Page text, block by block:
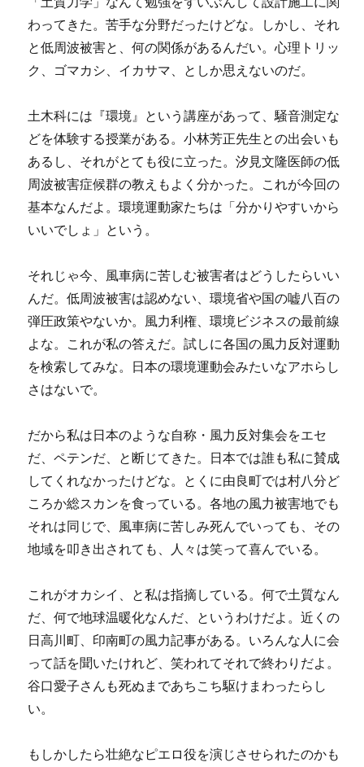
わってきた。苦手な分野だったけどな。しかし、それ
と低周波被害と、何の関係があるんだい。心理トリッ
ク、ゴマカシ、イカサマ、としか思えないのだ。
土木科には『環境』という講座があって、騒音測定な
どを体験する授業がある。小林芳正先生との出会いも
あるし、それがとても役に立った。汐見文隆医師の低
周波被害症候群の教えもよく分かった。これが今回の
基本なんだよ。環境運動家たちは「分かりやすいから
いいでしょ」という。
それじゃ今、風車病に苦しむ被害者はどうしたらいい
んだ。低周波被害は認めない、環境省や国の嘘八百の
弾圧政策やないか。風力利権、環境ビジネスの最前線
よな。これが私の答えだ。試しに各国の風力反対運動
を検索してみな。日本の環境運動会みたいなアホらし
さはないで。
だから私は日本のような自称・風力反対集会をエセ
だ、ペテンだ、と断じてきた。日本では誰も私に賛成
してくれなかったけどな。とくに由良町では村八分ど
ころか総スカンを食っている。各地の風力被害地でも
それは同じで、風車病に苦しみ死んでいっても、その
地域を叩き出されても、人々は笑って喜んでいる。
これがオカシイ、と私は指摘している。何で土質なん
だ、何で地球温暖化なんだ、というわけだよ。近くの
日高川町、印南町の風力記事がある。いろんな人に会
って話を聞いたけれど、笑われてそれで終わりだよ。
谷口愛子さんも死ぬまであちこち駆けまわったらし
い。
もしかしたら壮絶なピエロ役を演じさせられたのかも